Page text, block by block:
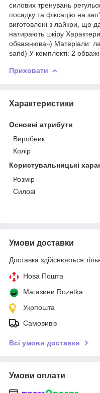
силових тренувань
посадку та фіксацію на
виготовлені з лайкри, що
натирають шкіру
обважнювач) Матеріали:
sand) У комплекті: 2
Приховати
Характеристики
Основні атрибути
Виробник
Колір
Користувальницькі
Розмір
Силові
Умови доставки
Доставка здійснюється
Нова Пошта
Магазини Rozetka
Укрпошта
Самовивіз
Всі умови доставки
Умови оплати